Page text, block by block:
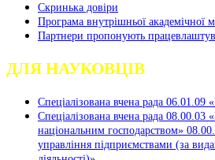
Скринька довіри
Програма внутрішньої академічної
Партнери пропонують
ДЛЯ НАУКОВЦІВ
Спеціалізована вчена рада 06.01.09
Спеціалізована вчена рада 08.00.03
національним господарством»
управління підприємствами (за